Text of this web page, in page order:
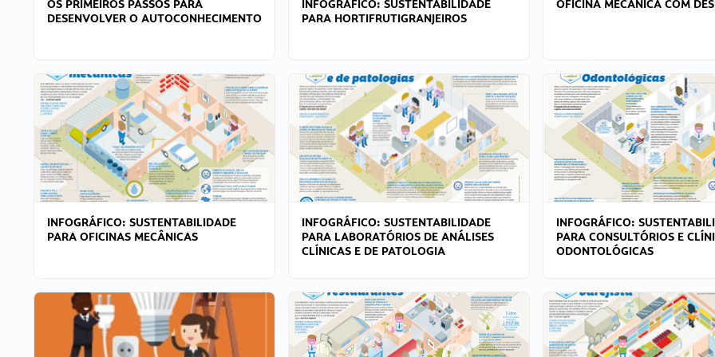
OS PRIMEIROS PASSOS PARA
DESENVOLVER O AUTOCONHECIMENTO
INFOGRÁFICO: SUSTENTABILIDADE
PARA HORTIFRUTIGRANJEIROS
OFICINA MECÂNICA COM
INFOGRÁFICO: SUSTENTABILIDADE
PARA OFICINAS MECÂNICAS
INFOGRÁFICO: SUSTENTABILIDADE
PARA LABORATÓRIOS DE ANÁLISES
CLÍNICAS E DE PATOLOGIA
INFOGRÁFICO:
PARA CONSULTÓRIOS E
ODONTOLÓGICAS